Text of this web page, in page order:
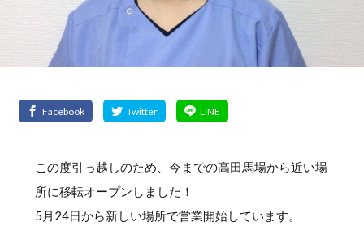
この度引っ越しのため、今までの高田馬場から近い場
所に移転オープンしました！
5月24日から新しい場所で営業開始しています。